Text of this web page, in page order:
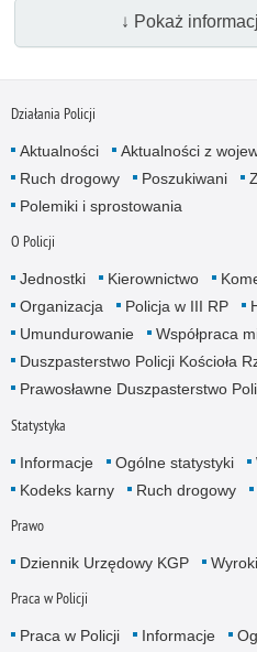
↓ Pokaż
Działania Policji
Aktualności Aktualności z
Ruch drogowy
Poszukiwani
Polemiki i sprostowania
O Policji
Jednostki Kierownictwo
Organizacja
Policja w III RP
Umundurowanie
Współpraca
Duszpasterstwo Policji Kościoła
Prawosławne Duszpasterstwo
Statystyka
Informacje Ogólne statystyki
Kodeks karny
Ruch drogowy
Prawo
Dziennik Urzędowy KGP
Praca w Policji
Praca w Policji Informacje